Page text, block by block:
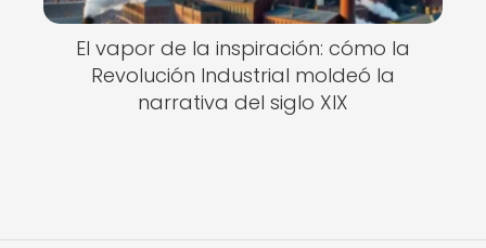
El vapor de la inspiración: cómo la
Revolución Industrial moldeó la
narrativa del siglo XIX